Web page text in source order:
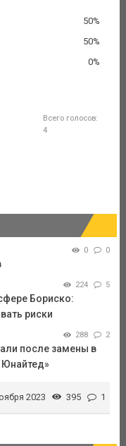
50%
50%
0%
Всего голосов:
4
0 0
224 5
Бориско:
риски
288 2
после замены в
2023 395 1